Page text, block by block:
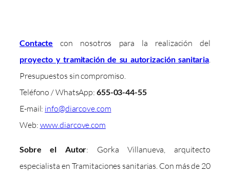
Contacte con nosotros para la realización del
proyecto y tramitación de su autorización sanitaria
Presupuestos sin compromiso.
Teléfono / WhatsApp: 655-03-44-55
E-mail: info@diarcove.com
Web: www.diarcove.com
Sobre el Autor: Gorka Villanueva, arquitecto
especialista en Tramitaciones sanitarias. Con más de 20